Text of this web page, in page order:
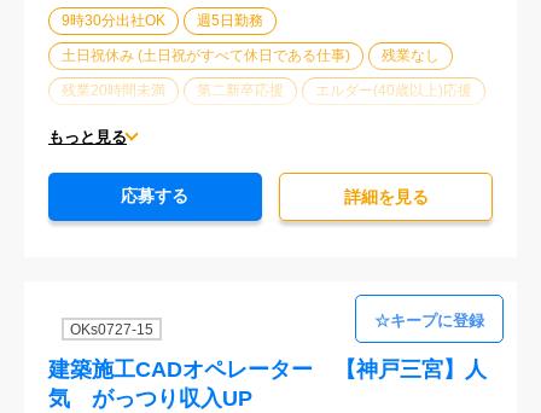
9時30分出社OK 週5日勤務
土日祝休み (土日祝がすべて休日である仕事) 残業なし
残業20時間未満 第二新卒応援 エルダー(40歳以上)応援
ブランクOK
派遣スタッフ活躍中
もっと見る
応募する 詳細を⾒る
OKs0727-15
建築施工CADオペレーター 【神戸三宮】人
気 がっつり収入UP